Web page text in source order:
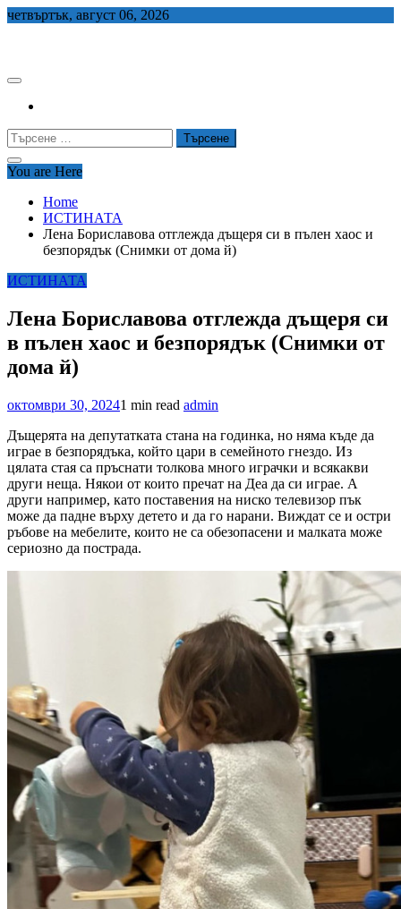
Skip
четвъртък, август 06, 2026
Търсене
за:
You are Here
Home
ИСТИНАТА
Лена Бориславова отглежда дъщеря си в пълен хаос и
безпорядък (Снимки от дома й)
ИСТИНАТА
Лена Бориславова отглежда дъщеря си
в пълен хаос и безпорядък (Снимки от
дома й)
октомври 30, 20241 min read admin
Дъщерята на депутатката стана на годинка, но няма къде да
играе в безпорядъка, който цари в семейното гнездо. Из
цялата стая са пръснати толкова много играчки и всякакви
други неща. Някои от които пречат на Деа да си играе. А
други например, като поставения на ниско телевизор пък
може да падне върху детето и да го нарани. Виждат се и остри
ръбове на мебелите, които не са обезопасени и малката може
сериозно да пострада.